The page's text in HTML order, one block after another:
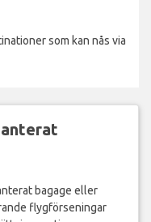
som kan nås via
bagage eller
flygförseningar